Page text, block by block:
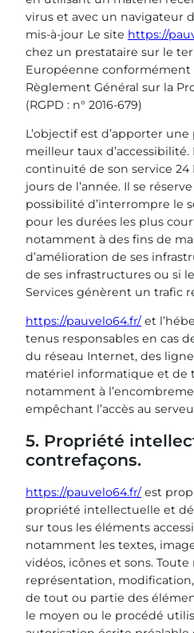
virus et avec un navigateur
mis-à-jour Le site https://
chez un prestataire sur le
Européenne conformément
Règlement Général sur la
(RGPD : n° 2016-679)
L’objectif est d’apporter
meilleur taux d’accessibilité.
continuité de son service 24
jours de l’année. Il se
possibilité d’interrompre le
pour les durées les plus
notamment à des fins de
d’amélioration de ses
de ses infrastructures ou si
Services génèrent un trafic
https://pauvelo64.fr/ et
tenus responsables en cas
du réseau Internet, des
matériel informatique et de
notamment à
empêchant l’accès au
5. Propriété
contrefaçons.
https://pauvelo64.fr/ est
propriété intellectuelle et
sur tous les éléments
notamment les textes,
vidéos, icônes et sons.
représentation,
de tout ou partie des
le moyen ou le procédé